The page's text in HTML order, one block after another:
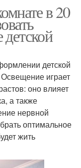
в 20
детской
играет
оно влияет
а также
нервной
оптимальное
жить